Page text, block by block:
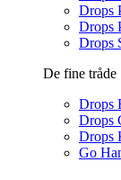
Drops
Drops
Drops
De fine tråde
Drops
Drops
Drops
Go